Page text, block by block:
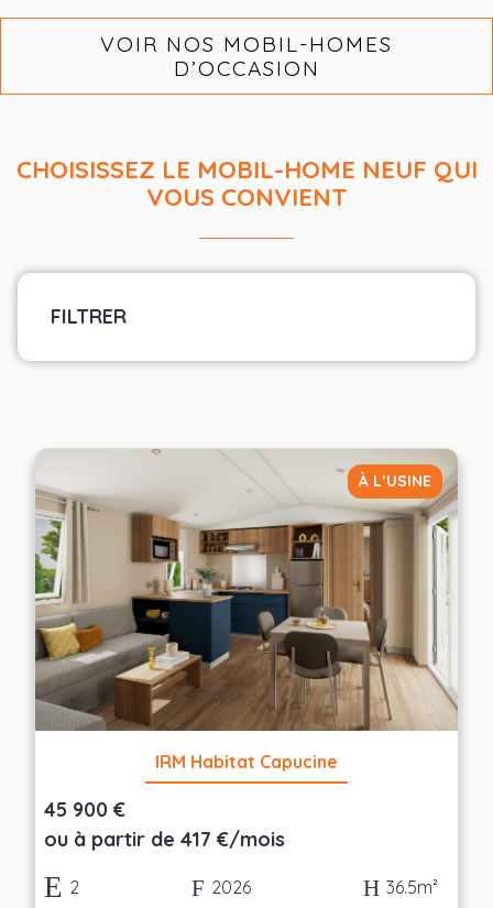
VOIR NOS MOBIL-HOMES
D’OCCASION
CHOISISSEZ LE MOBIL-HOME NEUF QUI
VOUS CONVIENT
FILTRER
Largeur
Nombre de chambres
— Choisir —
Appliquer les filtres
À L’USINE
IRM Habitat Capucine
45 900 €
ou à partir de 417 €/mois
2 2026 36.5m²